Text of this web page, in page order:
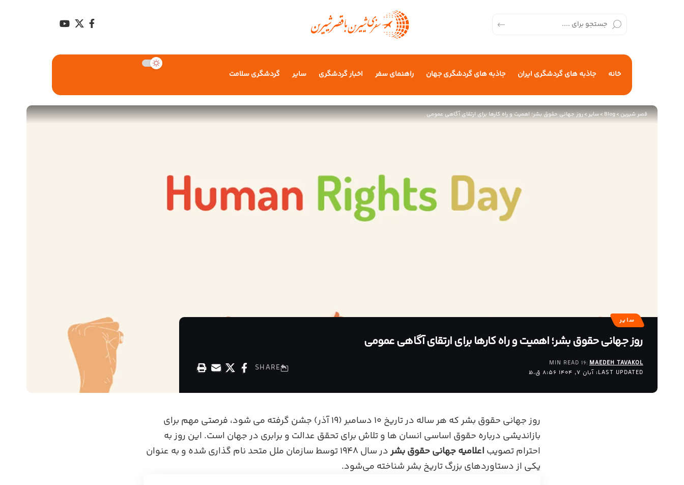
خانه جاذبه های گردشگری ایران جاذبه های گردشگری جهان راهنمای سفر اخبار گردشگری سایر گردشگری سلامت
قصر شیرین>
Blog
>سایر>روز جهانی حقوق بشر؛ اهمیت و راه کارها برای ارتقای آگاهی عمومی
سایر
روز جهانی حقوق بشر؛ اهمیت و راه کارها برای ارتقای آگاهی عمومی
LAST UPDATED: آبان 7, 1404 8:56 ق.ظ
MAEDEH TAVAKOL
16 MIN READ
SHARE
روز جهانی حقوق بشر که هر ساله در تاریخ ۱۰ دسامبر (۱۹ آذر) جشن گرفته می‌ شود، فرصتی مهم برای
بازاندیشی درباره حقوق اساسی انسان‌ ها و تلاش برای تحقق عدالت و برابری در جهان است. این روز به
احترام تصویب اعلامیه جهانی حقوق بشر
در سال ۱۹۴۸ توسط سازمان ملل متحد نام‌ گذاری شده و به عنوان
یکی از دستاوردهای بزرگ تاریخ بشر شناخته می‌شود.